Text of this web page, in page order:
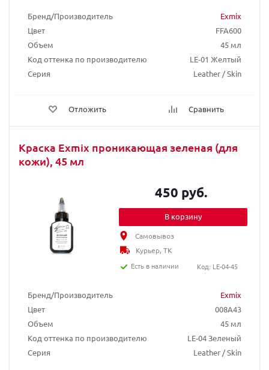
Бренд/Производитель
Exmix
Цвет
FFA600
Объем
45 мл
Код оттенка по производителю
LE-01 Желтый
Серия
Leather / Skin
Отложить Сравнить
Краска Exmix проникающая зеленая (для
кожи), 45 мл
Бренд/Производитель
Exmix
Цвет
008A43
Объем
45 мл
Код оттенка по производителю
LE-04 Зеленый
Серия
Leather / Skin
450 руб.
В корзину
Самовывоз
Курьер, ТК
Есть в наличии
Код: LE-04-45